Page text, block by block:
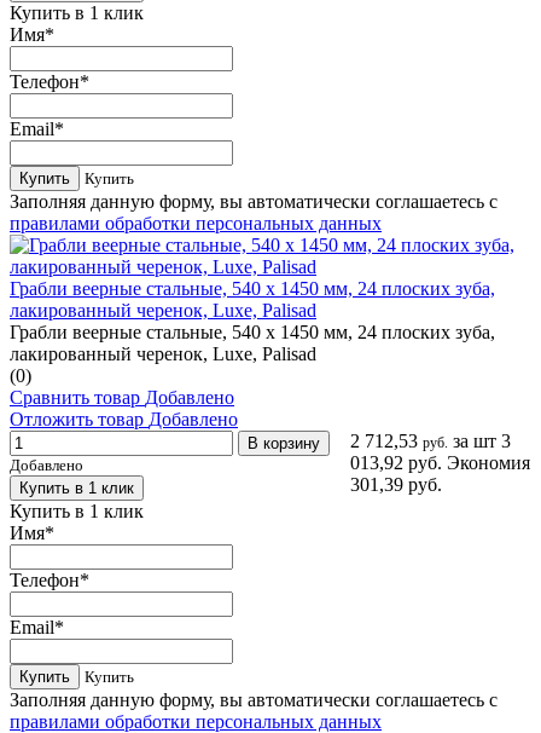
Купить в 1 клик
Имя*
Телефон*
Email*
Купить Купить
Заполняя данную форму, вы автоматически соглашаетесь с
правилами обработки персональных данных
Грабли веерные стальные, 540 х 1450 мм, 24 плоских зуба,
лакированный черенок, Luxe, Palisad
Грабли веерные стальные, 540 х 1450 мм, 24 плоских зуба,
лакированный черенок, Luxe, Palisad
(0)
Сравнить товар Добавлено
Отложить товар Добавлено
2 712,53 руб. за шт 3
013,92 руб. Экономия
301,39 руб.
В корзину
Добавлено
Купить в 1 клик
Купить в 1 клик
Имя*
Телефон*
Email*
Купить Купить
Заполняя данную форму, вы автоматически соглашаетесь с
правилами обработки персональных данных